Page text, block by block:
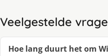
Veelgestelde
Hoe lang duurt het om